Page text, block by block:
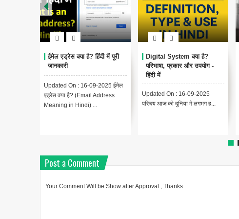
ईमेल एड्रेस क्या है? हिंदी में पूरी
जानकारी
Updated On : 16-09-2025 ईमेल
एड्रेस क्या है? (Email Address
Meaning in Hindi) ...
Digital System क्या है?
परिभाषा, प्रकार और उपयोग -
हिंदी में
Updated On : 16-09-2025
परिचय आज की दुनिया में लगभग ह...
Post a Comment
Your Comment Will be Show after Approval , Thanks